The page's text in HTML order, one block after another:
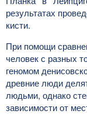
результатах
кисти.
При помощи
человек с разных
геномом
древние люди
людьми, однако
зависимости от